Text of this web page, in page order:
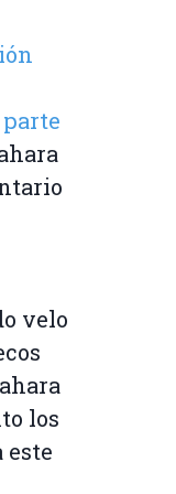
velo
los
este